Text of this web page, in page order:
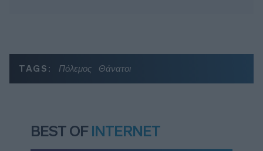
TAGS: Πόλεμος Θάνατοι
BEST OF INTERNET